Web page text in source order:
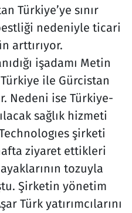
Türkiye’ye sınır
nedeniyle ticari
arttırıyor.
işadamı Metin
ile Gürcistan
Nedeni ise Türkiye-
sağlık hizmeti
şirketi
ziyaret ettikleri
tozuyla
Şirketin yönetim
Türk yatırımcılarını